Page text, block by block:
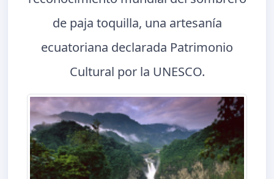
de paja toquilla, una artesanía
ecuatoriana declarada Patrimonio
Cultural por la UNESCO.